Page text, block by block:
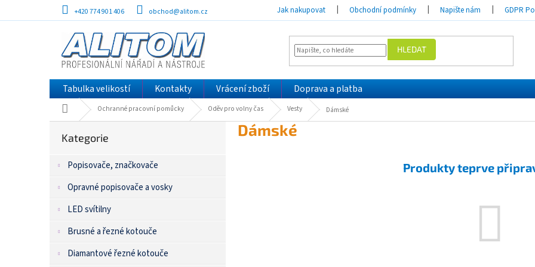
obsah
+420 774 901 406 obchod@alitom.cz Jak nakupovat Obchodní podmínky Napište nám GDPR
HLEDAT
Tabulka velikostí Kontakty Vrácení zboží Doprava a platba
Domů Ochranné pracovní pomůcky Oděv pro volny čas Vesty Dámské
kategorie
Kategorie
Popisovače, značkovače
Opravné popisovače a vosky
LED svítilny
Brusné a řezné kotouče
Diamantové řezné kotouče
Dámské
Produkty teprve